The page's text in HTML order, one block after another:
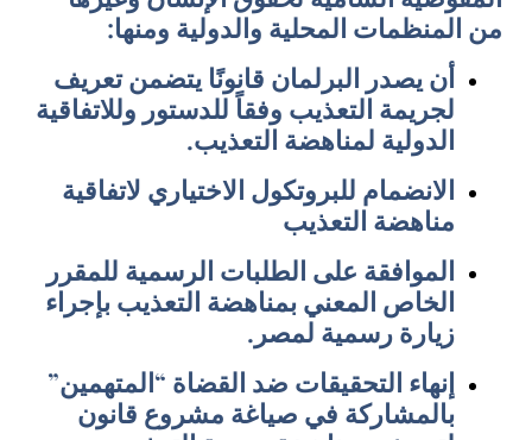
من المنظمات المحلية والدولية ومنها:
أن يصدر البرلمان قانونًا يتضمن تعريف
لجريمة التعذيب وفقاً للدستور وللاتفاقية
الدولية لمناهضة التعذيب.
الانضمام للبروتكول الاختياري لاتفاقية
مناهضة التعذيب
الموافقة على الطلبات الرسمية للمقرر
الخاص المعني بمناهضة التعذيب بإجراء
زيارة رسمية لمصر.
إنهاء التحقيقات ضد القضاة “المتهمين”
بالمشاركة في صياغة مشروع قانون